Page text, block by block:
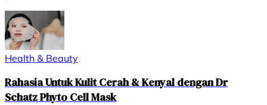
Health & Beauty
Rahasia Untuk Kulit Cerah & Kenyal dengan Dr
Schatz Phyto Cell Mask